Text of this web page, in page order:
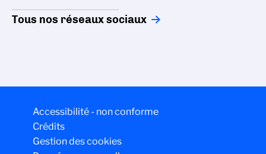
Tous nos réseaux sociaux
Accessibilité - non conforme
Crédits
Gestion des cookies